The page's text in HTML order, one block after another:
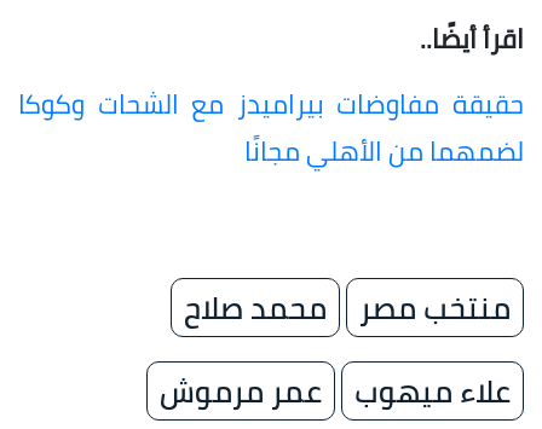
اقرأ أيضًا..
حقيقة مفاوضات بيراميدز مع الشحات وكوكا
لضمهما من الأهلي مجانًا
منتخب مصر
محمد صلاح
علاء ميهوب عمر مرموش